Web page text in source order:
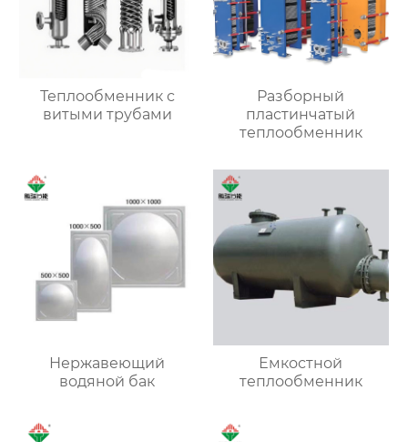
Теплообменник с
витыми трубами
Разборный
пластинчатый
теплообменник
Нержавеющий
водяной бак
Емкостной
теплообменник